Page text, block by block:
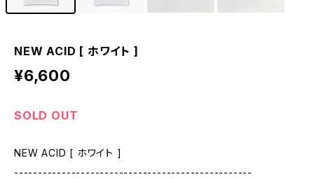
NEW ACID [ ホワイト ]
¥6,600
SOLD OUT
NEW ACID [ ホワイト ]
--------------------------------------------------